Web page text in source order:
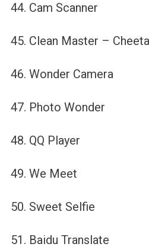
44. Cam Scanner
45. Clean Master –
46. Wonder Camera
47. Photo Wonder
48. QQ Player
49. We Meet
50. Sweet Selfie
51. Baidu Translate